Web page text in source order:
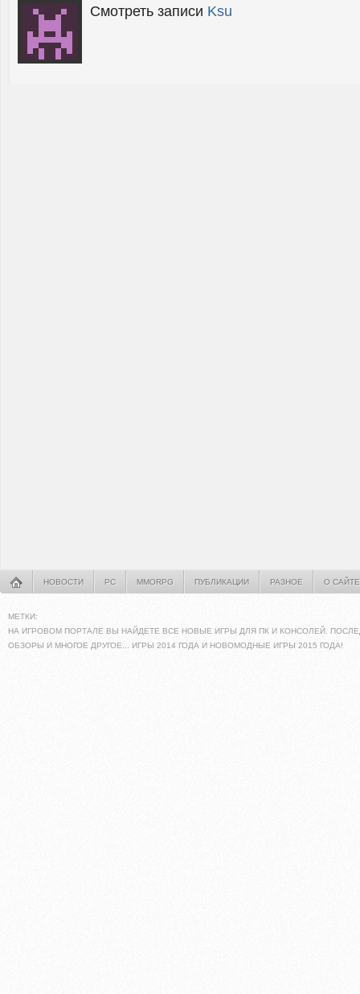
Смотреть записи Ksu
НОВОСТИ PC MMORPG ПУБЛИКАЦИИ РАЗНОЕ О САЙТЕ
МЕТКИ:
НА ИГРОВОМ ПОРТАЛЕ ВЫ НАЙДЕТЕ ВСЕ НОВЫЕ ИГРЫ ДЛЯ ПК И КОНСОЛЕЙ.
ОБЗОРЫ И МНОГОЕ ДРУГОЕ... ИГРЫ 2014 ГОДА И НОВОМОДНЫЕ ИГРЫ 2015 ГОДА!